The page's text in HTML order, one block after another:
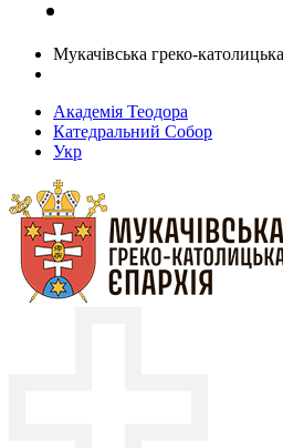
Мукачівська греко-
Академія Теодора
Катедральний Собор
Укр